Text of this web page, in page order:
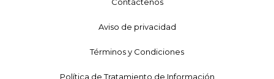
Aviso de privacidad
Términos y Condiciones
Política de Tratamiento de Información